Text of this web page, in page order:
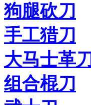
狗腿砍刀
手工猎刀
大马士革刀
组合棍刀